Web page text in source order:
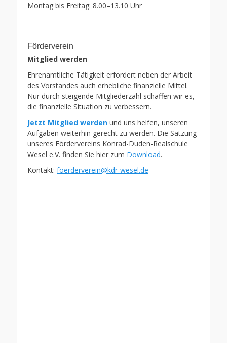
Montag bis Freitag: 8.00–13.10 Uhr
Förderverein
Mitglied werden
Ehrenamtliche Tätigkeit erfordert neben der Arbeit
des Vorstandes auch erhebliche finanzielle Mittel.
Nur durch steigende Mitgliederzahl schaffen wir es,
die finanzielle Situation zu verbessern.
Jetzt Mitglied werden und uns helfen, unseren
Aufgaben weiterhin gerecht zu werden. Die Satzung
unseres Fördervereins Konrad-Duden-Realschule
Wesel e.V. finden Sie hier zum Download.
Kontakt: foerderverein@kdr-wesel.de